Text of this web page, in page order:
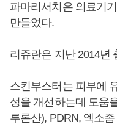
파마리서치은 의료기
만들었다.
리쥬란은 지난 2014년
스킨부스터는 피부에
성을 개선하는데 도움
루론산), PDRN, 엑소